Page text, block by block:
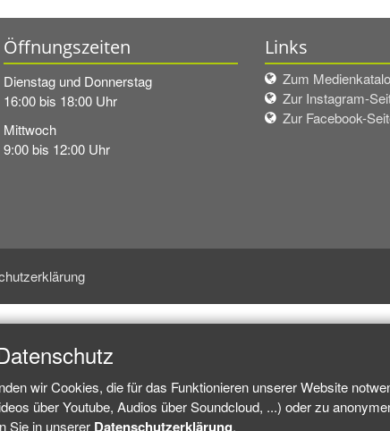
Öffnungszeiten
Dienstag und Donnerstag
16:00 bis 18:00 Uhr
Mittwoch
9:00 bis 12:00 Uhr
Links
Zum
Zur Instagram-
Zur Facebook-
wir Cookies, die für das Funktionieren unserer Website
über Youtube, Audios über Soundcloud, ...) oder zu
Sie in unserer Datenschutzerklärung.